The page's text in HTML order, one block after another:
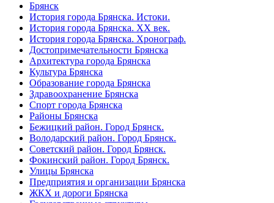
Брянск
История города Брянска. Истоки.
История города Брянска. XX век.
История города Брянска. Хронограф.
Достопримечательности Брянска
Архитектура города Брянска
Культура Брянска
Образование города Брянска
Здравоохранение Брянска
Спорт города Брянска
Районы Брянска
Бежицкий район. Город Брянск.
Володарский район. Город Брянск.
Советский район. Город Брянск.
Фокинский район. Город Брянск.
Улицы Брянска
Предприятия и организации Брянска
ЖКХ и дороги Брянска